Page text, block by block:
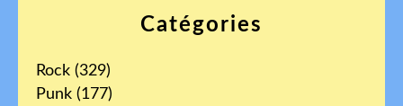
Catégories
Rock (329)
Punk (177)